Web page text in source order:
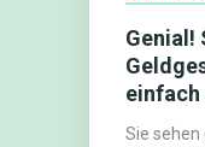
Genial!
einfach
Sie sehen